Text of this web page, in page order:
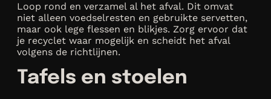
Loop rond en verzamel al het afval. Dit omvat
niet alleen voedselresten en gebruikte servetten,
maar ook lege flessen en blikjes. Zorg ervoor dat
je recyclet waar mogelijk en scheidt het afval
volgens de richtlijnen.
Tafels en stoelen